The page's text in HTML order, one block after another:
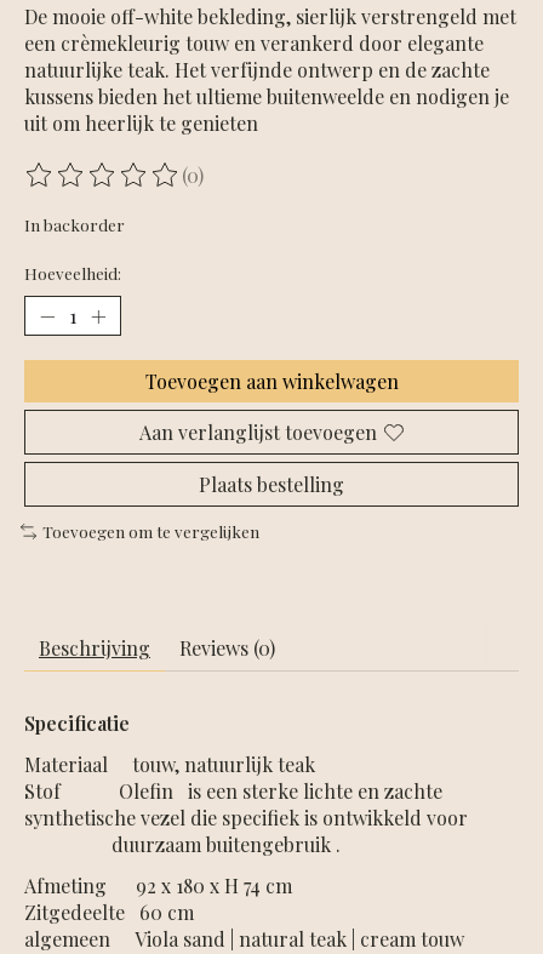
De mooie off-white bekleding, sierlijk verstrengeld met
een crèmekleurig touw en verankerd door elegante
natuurlijke teak. Het verfijnde ontwerp en de zachte
kussens bieden het ultieme buitenweelde en nodigen je
uit om heerlijk te genieten
De beoordeling van dit product is
(0)
In backorder
Hoeveelheid:
Toevoegen aan winkelwagen
Aan verlanglijst toevoegen
Plaats bestelling
Toevoegen om te vergelijken
Beschrijving Reviews (0)
Specificatie
Materiaal touw, natuurlijk teak
Stof Olefin is een sterke lichte en zachte
synthetische vezel die specifiek is ontwikkeld voor
duurzaam buitengebruik .
Afmeting 92 x 180 x H 74 cm
Zitgedeelte 60 cm
algemeen Viola sand | natural teak | cream touw